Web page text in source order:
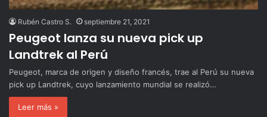
Rubén Castro S. septiembre 21, 2021
Peugeot lanza su nueva pick up
Landtrek al Perú
Peugeot, marca de origen y diseño francés, trae al Perú su nueva
pick up Landtrek, cuyo lanzamiento mundial se realizó…
Leer más »